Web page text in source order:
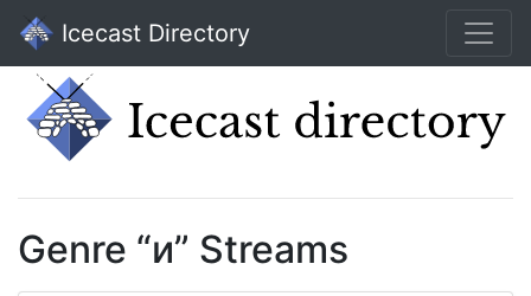
Icecast Directory
Genre “и” Streams